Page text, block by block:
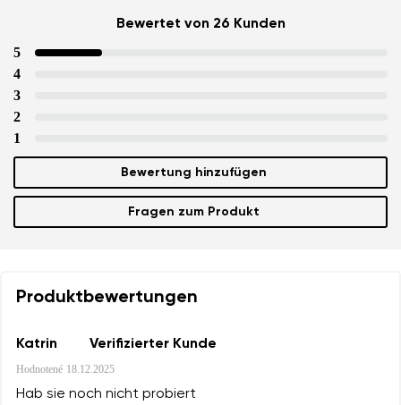
Lieferland auswählen
Sprache auswählen
Variante
Frage
Bewertet von 26 Kunden
5
4
3
2
1
Bewertung hinzufügen
Fragen zum Produkt
Produktbewertungen
Katrin Verifizierter Kunde
Hodnotené 18.12.2025
Hab sie noch nicht probiert